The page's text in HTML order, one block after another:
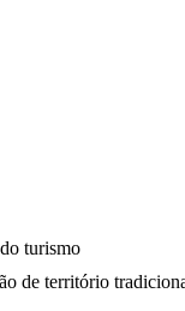
turismo
de território